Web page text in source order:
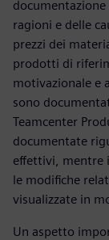
ragioni e delle
prezzi dei
prodotti di
motivazionale e
sono
Teamcenter
documentate
effettivi, mentre
le modifiche
visualizzate in
Un aspetto